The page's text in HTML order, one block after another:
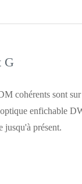
G
cohérents sont
enfichable
jusqu'à présent.